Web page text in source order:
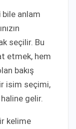
bile anlam
seçilir. Bu
etmek, hem
bakış
isim seçimi,
gelir.
kelime